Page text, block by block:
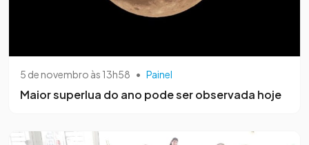
5 de novembro às 13h58 • Painel
Maior superlua do ano pode ser observada hoje